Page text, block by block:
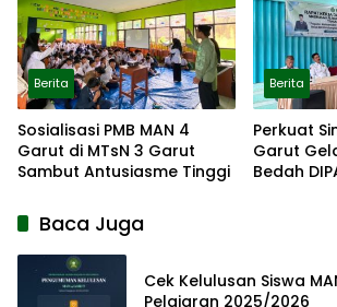
Berita
Sosialisasi PMB MAN 4
Garut di MTsN 3 Garut
Sambut Antusiasme Tinggi
Berita
Perkuat
Garut
Bedah
Baca Juga
Cek Kelulusan Siswa
Pelajaran 2025/2026